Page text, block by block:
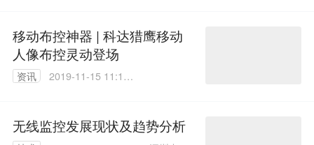
移动布控神器 | 科达猎鹰移动
人像布控灵动登场
资讯
2019-11-15 11:19:
无线监控发展现状及趋势分析